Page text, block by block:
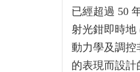
已經超過 50
射光鉗即時地
動力學及調控
的表現而設